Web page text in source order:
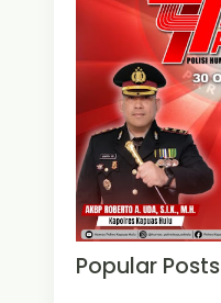
Popular Posts